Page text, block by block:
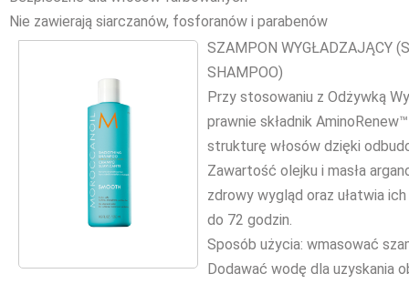
Nie zawierają siarczanów, fosforanów i parabenów
SZAMPON WYGŁADZAJĄCY
SHAMPOO)
Przy stosowaniu z Odżywką
prawnie składnik
strukturę włosów dzięki
Zawartość olejku i masła
zdrowy wygląd oraz ułatwia
do 72 godzin.
Sposób użycia: wmasować
Dodawać wodę dla uzyskania